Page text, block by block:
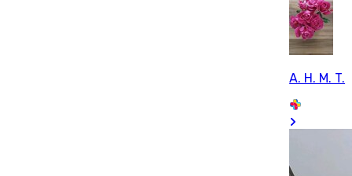
A. H. M. T.